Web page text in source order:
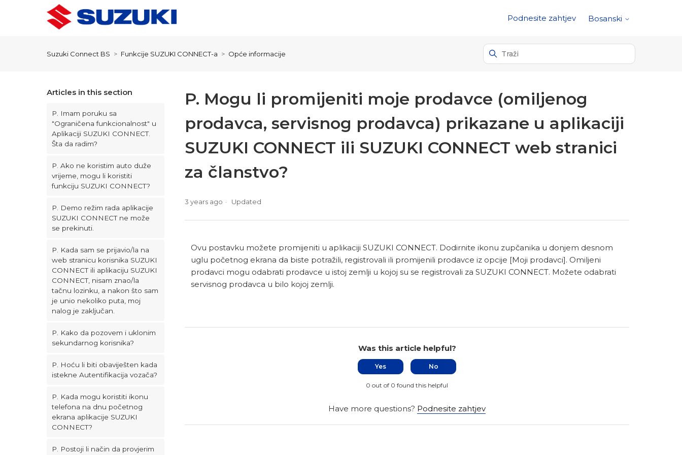
Podnesite zahtjev Bosanski
Suzuki Connect BS Funkcije SUZUKI CONNECT-a Opće informacije
Articles in this section
P. Imam poruku sa
"Ograničena funkcionalnost" u
Aplikaciji SUZUKI CONNECT.
Šta da radim?
P. Ako ne koristim auto duže
vrijeme, mogu li koristiti
funkciju SUZUKI CONNECT?
P. Demo režim rada aplikacije
SUZUKI CONNECT ne može
se prekinuti.
P. Kada sam se prijavio/la na
web stranicu korisnika SUZUKI
CONNECT ili aplikaciju SUZUKI
CONNECT, nisam znao/la
tačnu lozinku, a nakon što sam
je unio nekoliko puta, moj
nalog je zaključan.
P. Kako da pozovem i uklonim
sekundarnog korisnika?
P. Hoću li biti obaviješten kada
istekne Autentifikacija vozača?
P. Kada mogu koristiti ikonu
telefona na dnu početnog
ekrana aplikacije SUZUKI
CONNECT?
P. Postoji li način da provjerim
P. Mogu li promijeniti moje prodavce (omiljenog
prodavca, servisnog prodavca) prikazane u aplikaciji
SUZUKI CONNECT ili SUZUKI CONNECT web stranici
za članstvo?
3 years ago Updated
Ovu postavku možete promijeniti u aplikaciji SUZUKI CONNECT. Dodirnite ikonu zupčanika u donjem desnom
uglu početnog ekrana da biste potražili, registrovali ili promijenili prodavce iz opcije [Moji prodavci]. Omiljeni
prodavci mogu odabrati prodavce u istoj zemlji u kojoj su se registrovali za SUZUKI CONNECT. Možete odabrati
servisnog prodavca u bilo kojoj zemlji.
Was this article helpful?
Yes No
0 out of 0 found this helpful
Have more questions? Podnesite zahtjev